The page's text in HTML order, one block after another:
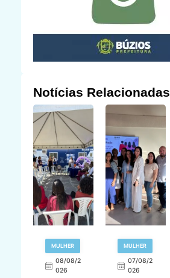
Notícias Relacionadas
MULHER
08/08/2
026
MULHER
07/08/2
026